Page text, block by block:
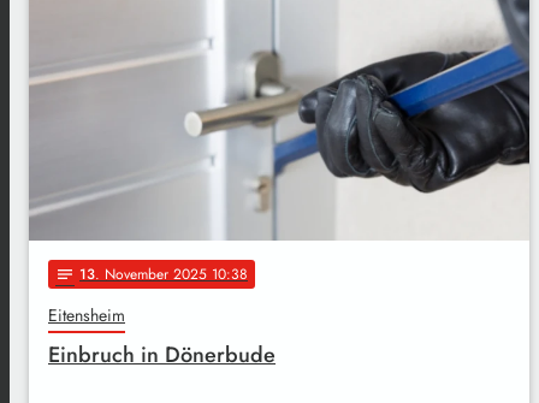
notes 13. November 2025 10:38
Eitensheim
Einbruch in Dönerbude